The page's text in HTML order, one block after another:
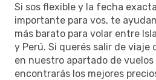
Si sos flexible y la fecha
importante para vos, te
más barato para volar entre
y Perú. Si querés salir de viaje
en nuestro apartado de
encontrarás los mejores